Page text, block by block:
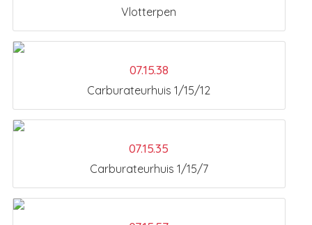
Vlotterpen
07.15.38
Carburateurhuis 1/15/12
07.15.35
Carburateurhuis 1/15/7